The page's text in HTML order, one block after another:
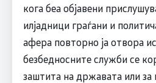
кога беа објавени
илјадници граѓани и
афера повторно ја отвора
безбедносните служби се
заштита на државата или за